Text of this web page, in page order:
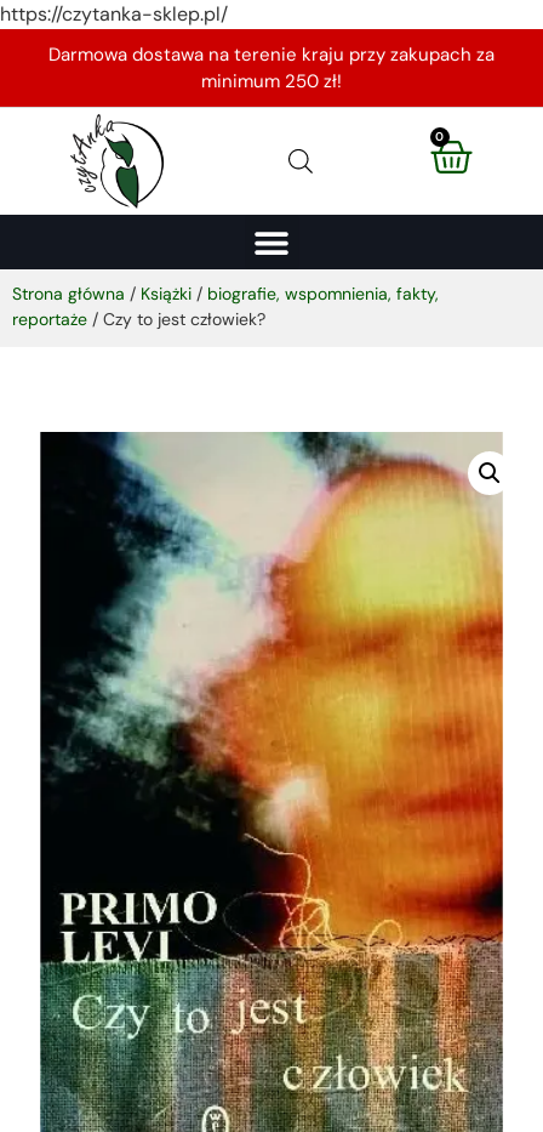
https://czytanka-sklep.pl/
Darmowa dostawa na terenie kraju przy zakupach za
minimum 250 zł!
0
Strona główna / Książki / biografie, wspomnienia, fakty,
reportaże / Czy to jest człowiek?